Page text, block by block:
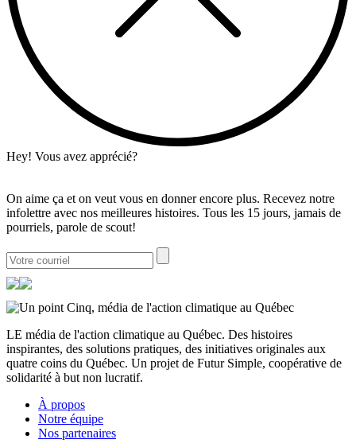
Hey! Vous avez apprécié?
On aime ça et on veut vous en donner encore plus. Recevez notre
infolettre avec nos meilleures histoires. Tous les 15 jours, jamais de
pourriels, parole de scout!
LE média de l'action climatique au Québec. Des histoires
inspirantes, des solutions pratiques, des initiatives originales aux
quatre coins du Québec. Un projet de Futur Simple, coopérative de
solidarité à but non lucratif.
À propos
Notre équipe
Nos partenaires